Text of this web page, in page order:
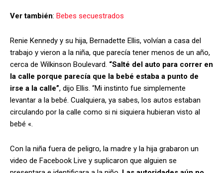
Ver también: Bebes secuestrados
Renie Kennedy y su hija, Bernadette Ellis, volvían a casa del
trabajo y vieron a la niña, que parecía tener menos de un año,
cerca de Wilkinson Boulevard. “Salté del auto para correr en
la calle porque parecía que la bebé estaba a punto de
irse a la calle”, dijo Ellis. “Mi instinto fue simplemente
levantar a la bebé. Cualquiera, ya sabes, los autos estaban
circulando por la calle como si ni siquiera hubieran visto al
bebé «.
Con la niña fuera de peligro, la madre y la hija grabaron un
video de Facebook Live y suplicaron que alguien se